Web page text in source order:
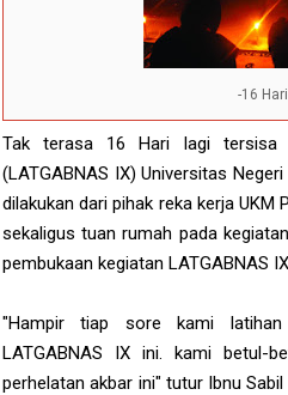
It Was Really Fun
White and Brown
Invision -16
Tak terasa 16 Hari lagi tersisa
(LATGABNAS IX) Universitas
dilakukan dari pihak reka kerja UKM
sekaligus tuan rumah pada
pembukaan kegiatan LATGABNAS
"Hampir tiap sore kami latihan
LATGABNAS IX ini. kami betul-
perhelatan akbar ini" tutur Ibnu